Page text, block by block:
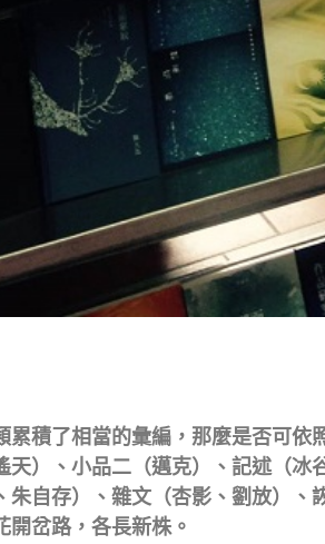
累積了相當的彙編，那麼是否可
天）、小品二（邁克）、記述（
朱自存）、雜文（杏影、劉放）
開岔路，各長新株。